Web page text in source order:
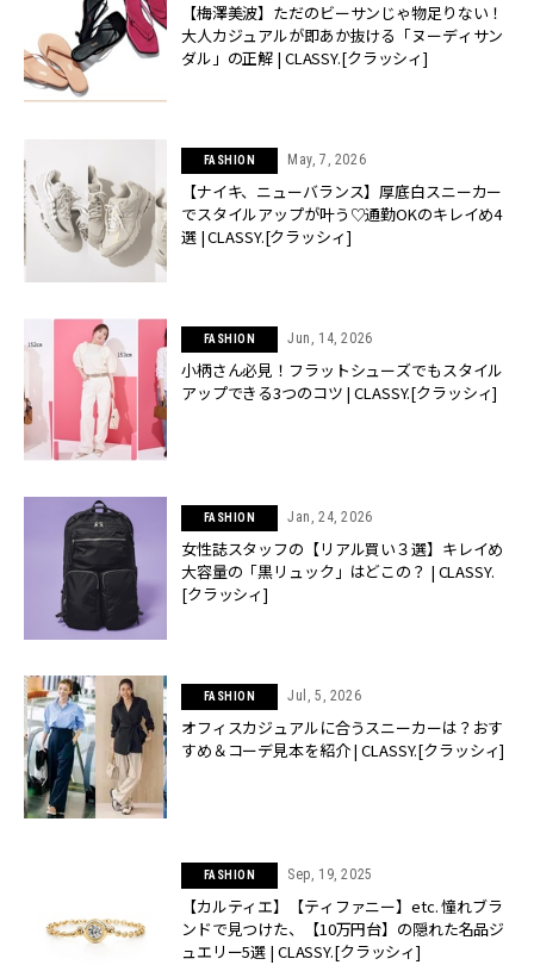
【梅澤美波】ただのビーサンじゃ物足りない！
大人カジュアルが即あか抜ける「ヌーディサン
ダル」の正解 | CLASSY.[クラッシィ]
FASHION May, 7, 2026
【ナイキ、ニューバランス】厚底白スニーカー
でスタイルアップが叶う♡通勤OKのキレイめ4
選 | CLASSY.[クラッシィ]
FASHION Jun, 14, 2026
小柄さん必見！フラットシューズでもスタイル
アップできる3つのコツ | CLASSY.[クラッシィ]
FASHION Jan, 24, 2026
女性誌スタッフの【リアル買い３選】キレイめ
大容量の「黒リュック」はどこの？ | CLASSY.
[クラッシィ]
FASHION Jul, 5, 2026
オフィスカジュアルに合うスニーカーは？おす
すめ＆コーデ見本を紹介 | CLASSY.[クラッシィ]
FASHION Sep, 19, 2025
【カルティエ】【ティファニー】etc. 憧れブラ
ンドで見つけた、【10万円台】の隠れた名品ジ
ュエリー5選 | CLASSY.[クラッシィ]